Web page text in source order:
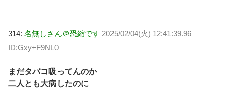
314: 名無しさん＠恐縮です 2025/02/04(火) 12:41:39.96
ID:Gxy+F9NL0
まだタバコ吸ってんのか
二人とも大病したのに